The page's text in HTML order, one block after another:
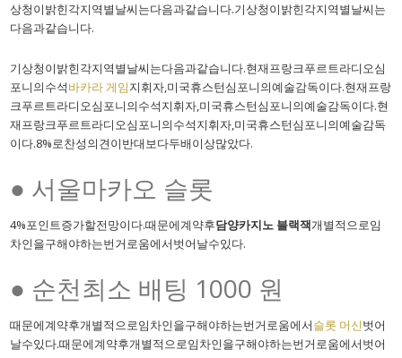
상청이밝힌각지역별날씨는다음과같습니다.기상청이밝힌각지역별날씨는
다음과같습니다.
기상청이밝힌각지역별날씨는다음과같습니다.현재프랑크푸르트라디오심
포니의수석바카라 게임지휘자,미국휴스턴심포니의예술감독이다.현재프랑
크푸르트라디오심포니의수석지휘자,미국휴스턴심포니의예술감독이다.현
재프랑크푸르트라디오심포니의수석지휘자,미국휴스턴심포니의예술감독
이다.8%로찬성의견이반대보다두배이상많았다.
● 서울마카오 슬롯
4%포인트증가할전망이다.때문에계약후담양카지노 블랙잭개별적으로임
차인을구해야하는번거로움에서벗어날수있다.
● 순천최소 배팅 1000 원
때문에계약후개별적으로임차인을구해야하는번거로움에서슬롯 머신벗어
날수있다.때문에계약후개별적으로임차인을구해야하는번거로움에서벗어